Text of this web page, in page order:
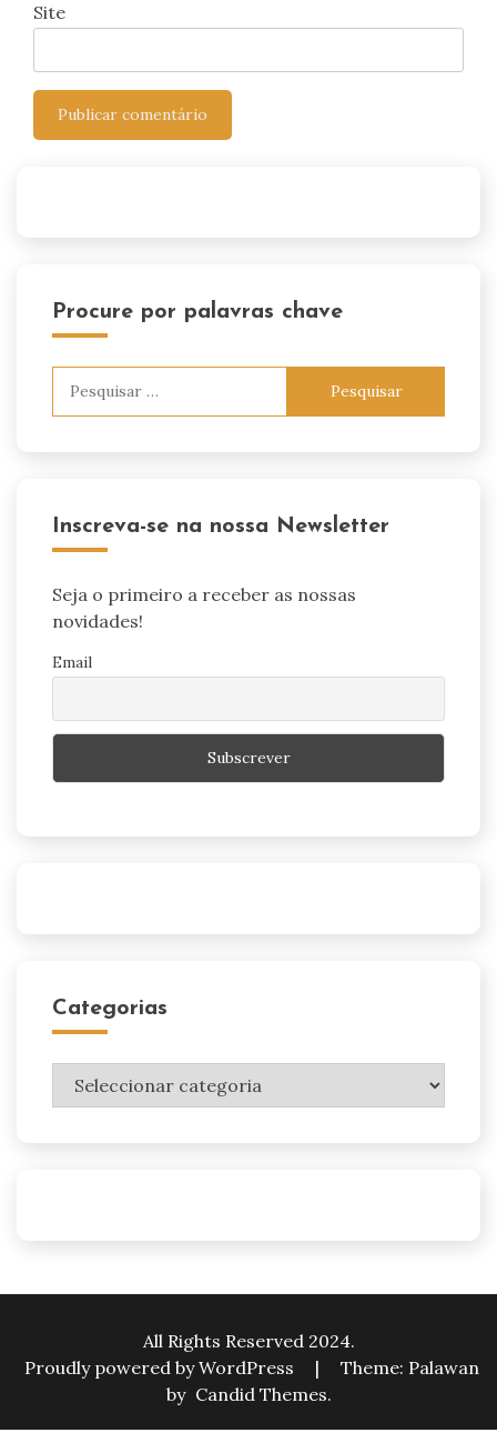
Site
Procure por palavras chave
Inscreva-se na nossa Newsletter
Seja o primeiro a receber as nossas
novidades!
Email
Categorias
Categorias
All Rights Reserved 2024.
Proudly powered by WordPress
|
Theme: Palawan
by Candid Themes.